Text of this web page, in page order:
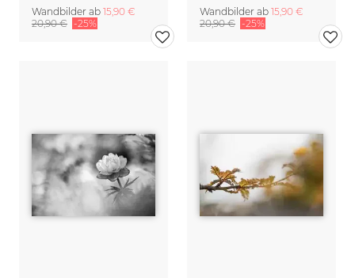
Wandbilder ab 15,90 €
20,90 € -25%
Wandbilder ab 15,90 €
20,90 € -25%